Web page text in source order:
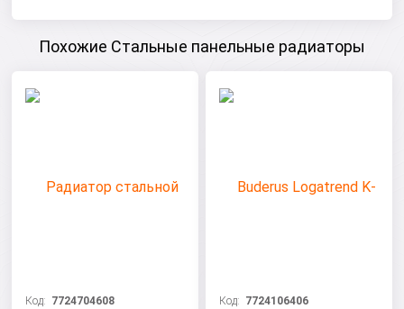
Похожие Стальные панельные радиаторы
Код: 7724704608 Код: 7724106406